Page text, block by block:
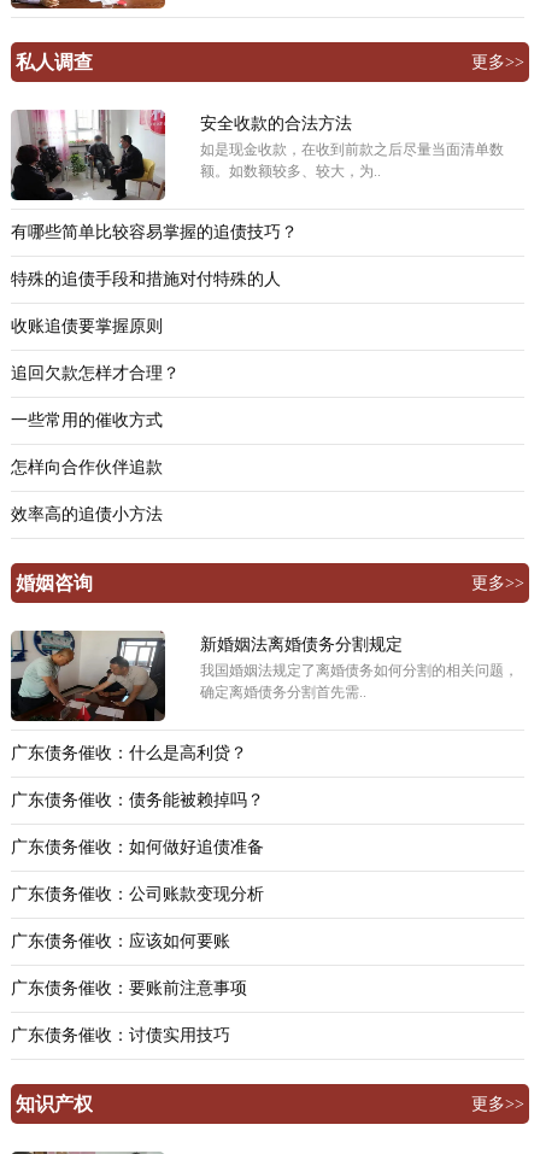
私人调查 更多>>
安全收款的合法方法
如是现金收款，在收到前款之后尽量当面清单数
额。如数额较多、较大，为..
有哪些简单比较容易掌握的追债技巧？
特殊的追债手段和措施对付特殊的人
收账追债要掌握原则
追回欠款怎样才合理？
一些常用的催收方式
怎样向合作伙伴追款
效率高的追债小方法
婚姻咨询 更多>>
新婚姻法离婚债务分割规定
我国婚姻法规定了离婚债务如何分割的相关问题，
确定离婚债务分割首先需..
广东债务催收：什么是高利贷？
广东债务催收：债务能被赖掉吗？
广东债务催收：如何做好追债准备
广东债务催收：公司账款变现分析
广东债务催收：应该如何要账
广东债务催收：要账前注意事项
广东债务催收：讨债实用技巧
知识产权 更多>>